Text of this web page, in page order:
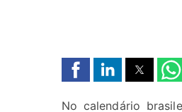
No calendário